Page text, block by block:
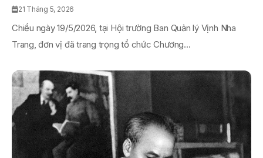
21 Tháng 5, 2026
Chiều ngày 19/5/2026, tại Hội trường Ban Quản lý Vịnh Nha
Trang, đơn vị đã trang trọng tổ chức Chương...